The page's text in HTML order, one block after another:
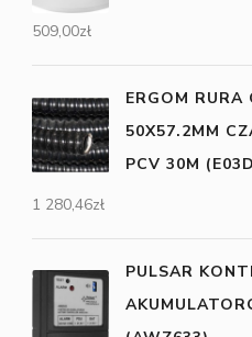
509,00zł
ERGOM
50X57.2MM
PCV 30M
1 280,46zł
PULSAR